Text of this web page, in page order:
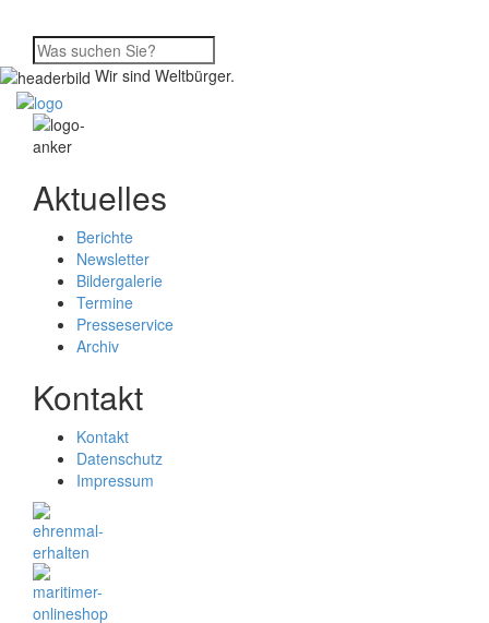
Wir sind Weltbürger.
Aktuelles
Berichte
Newsletter
Bildergalerie
Termine
Presseservice
Archiv
Kontakt
Kontakt
Datenschutz
Impressum